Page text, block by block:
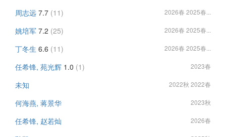
周志远 7.7 (11) 2026春 2025春...
姚培军 7.2 (25) 2026春 2025春...
丁冬生 6.6 (11) 2026春 2025春...
任希锋, 苑光辉 1.0 (1) 2023春
未知 2022秋 2022春
何海燕, 蒋景华 2023秋
任希锋, 赵若灿 2026春